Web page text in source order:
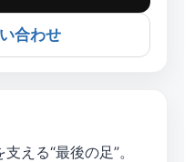
合わせ
える“最後の足”。